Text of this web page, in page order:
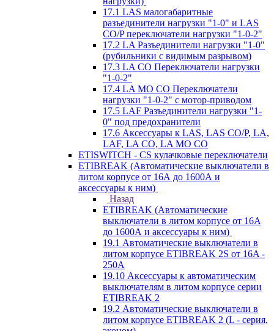
17.1 LAS малогабаритные
разъединители нагрузки "1-0" и LAS
CO/P переключатели нагрузки "1-0-2"
17.2 LA Разъединители нагрузки "1-0"
(рубильники с видимым разрывом)
17.3 LA CO Переключатели нагрузки
"1-0-2"
17.4 LA MO CO Переключатели
нагрузки "1-0-2" с мотор-приводом
17.5 LAF Разъединители нагрузки "1-
0" под предохранители
17.6 Аксессуары к LAS, LAS CO/P, LA,
LAF, LA CO, LA MO CO
ETISWITCH - CS кулачковые переключатели
ETIBREAK (Автоматические выключатели в
литом корпусе от 16А до 1600А и
аксессуары к ним)
Назад
ETIBREAK (Автоматические
выключатели в литом корпусе от 16А
до 1600А и аксессуары к ним)
19.1 Автоматические выключатели в
литом корпусе ETIBREAK 2S от 16A -
250A
19.10 Аксессуары к автоматическим
выключателям в литом корпусе серии
ETIBREAK 2
19.2 Автоматические выключатели в
литом корпусе ETIBREAK 2 (L - серия,